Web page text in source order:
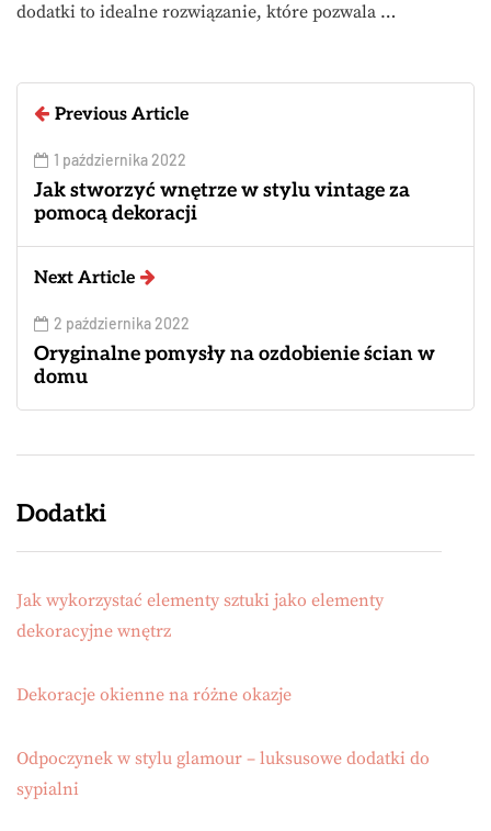
dodatki to idealne rozwiązanie, które pozwala …
Previous Article
1 października 2022
Jak stworzyć wnętrze w stylu vintage za
pomocą dekoracji
Next Article
2 października 2022
Oryginalne pomysły na ozdobienie ścian w
domu
Dodatki
Jak wykorzystać elementy sztuki jako elementy
dekoracyjne wnętrz
Dekoracje okienne na różne okazje
Odpoczynek w stylu glamour – luksusowe dodatki do
sypialni